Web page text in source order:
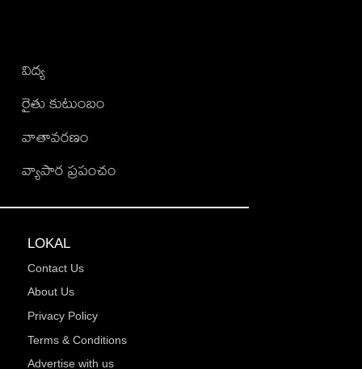
విద్య
రైతు కుటుంబం
వాతావరణం
వ్యాపార ప్రపంచం
LOKAL
Contact Us
About Us
Privacy Policy
Terms & Conditions
Advertise with us